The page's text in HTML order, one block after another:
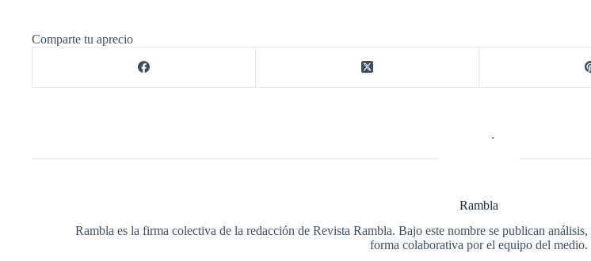
Comparte tu aprecio
Rambla
Rambla es la firma colectiva de la redacción de Revista Rambla. Bajo este nombre se publican
forma colaborativa por el equipo del medio.